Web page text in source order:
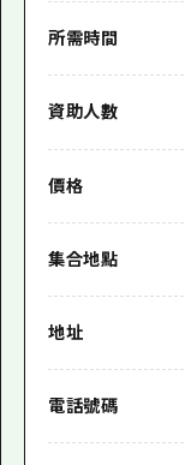
所需時間
資助人數
價格
集合地點
地址
電話號碼